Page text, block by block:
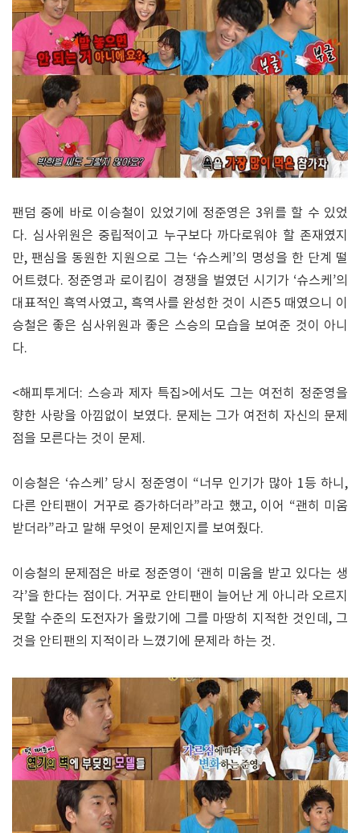
팬덤 중에 바로 이승철이 있었기에 정준영은 3위를 할 수 있었
다. 심사위원은 중립적이고 누구보다 까다로워야 할 존재였지
만, 팬심을 동원한 지원으로 그는 ‘슈스케’의 명성을 한 단계 떨
어트렸다. 정준영과 로이킴이 경쟁을 벌였던 시기가 ‘슈스케’의
대표적인 흑역사였고, 흑역사를 완성한 것이 시즌5 때였으니 이
승철은 좋은 심사위원과 좋은 스승의 모습을 보여준 것이 아니
다.
<해피투게더: 스승과 제자 특집>에서도 그는 여전히 정준영을
향한 사랑을 아낌없이 보였다. 문제는 그가 여전히 자신의 문제
점을 모른다는 것이 문제.
이승철은 ‘슈스케’ 당시 정준영이 “너무 인기가 많아 1등 하니,
다른 안티팬이 거꾸로 증가하더라”라고 했고, 이어 “괜히 미움
받더라”라고 말해 무엇이 문제인지를 보여줬다.
이승철의 문제점은 바로 정준영이 ‘괜히 미움을 받고 있다는 생
각’을 한다는 점이다. 거꾸로 안티팬이 늘어난 게 아니라 오르지
못할 수준의 도전자가 올랐기에 그를 마땅히 지적한 것인데, 그
것을 안티팬의 지적이라 느꼈기에 문제라 하는 것.